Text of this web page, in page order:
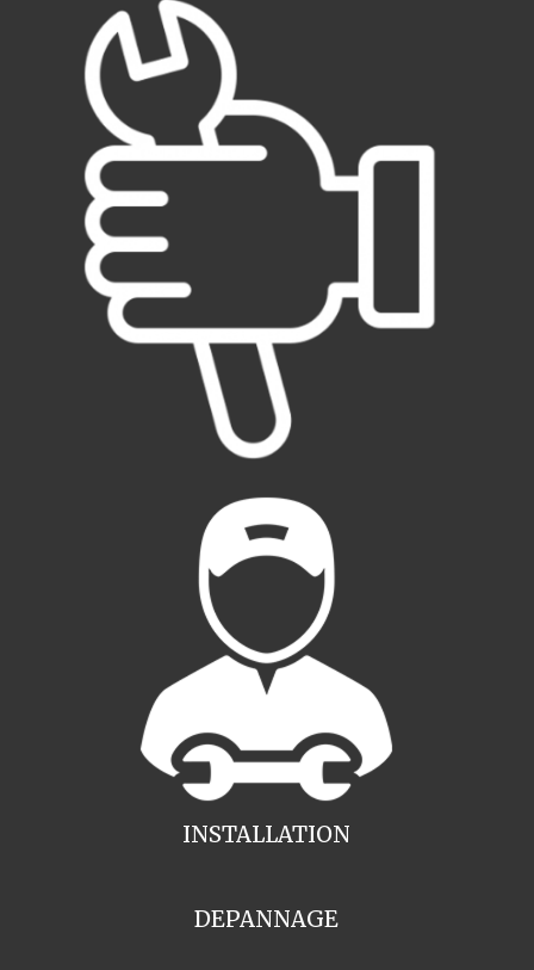
INSTALLATION
DEPANNAGE